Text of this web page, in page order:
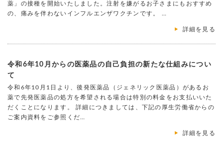
薬」の接種を開始いたしました。注射を嫌がるお子さまにもおすすめ
の、痛みを伴わないインフルエンザワクチンです。 …
詳細を見る
令和6年10月からの医薬品の自己負担の新たな仕組みについ
て
令和6年10月1日より、後発医薬品（ジェネリック医薬品）があるお
薬で先発医薬品の処方を希望される場合は特別の料金をお支払いいた
だくことになります。 詳細につきましては、下記の厚生労働省からの
ご案内資料をご参照くだ…
詳細を見る